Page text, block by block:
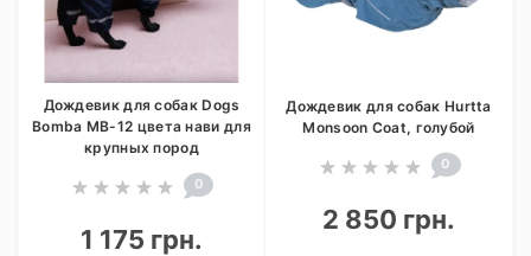
Дождевик для собак Dogs
Bomba MB-12 цвета нави для
крупных пород
0
1 175 грн.
Дождевик для собак Hurtta
Monsoon Coat, голубой
0
2 850 грн.